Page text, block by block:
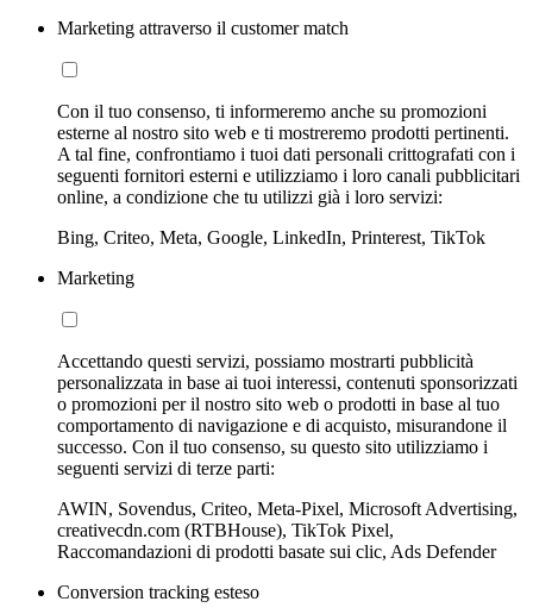
Marketing attraverso il customer match
Con il tuo consenso, ti informeremo anche su promozioni
esterne al nostro sito web e ti mostreremo prodotti pertinenti.
A tal fine, confrontiamo i tuoi dati personali crittografati con i
seguenti fornitori esterni e utilizziamo i loro canali pubblicitari
online, a condizione che tu utilizzi già i loro servizi:
Bing, Criteo, Meta, Google, LinkedIn, Printerest, TikTok
Marketing
Accettando questi servizi, possiamo mostrarti pubblicità
personalizzata in base ai tuoi interessi, contenuti sponsorizzati
o promozioni per il nostro sito web o prodotti in base al tuo
comportamento di navigazione e di acquisto, misurandone il
successo. Con il tuo consenso, su questo sito utilizziamo i
seguenti servizi di terze parti:
AWIN, Sovendus, Criteo, Meta-Pixel, Microsoft Advertising,
creativecdn.com (RTBHouse), TikTok Pixel,
Raccomandazioni di prodotti basate sui clic, Ads Defender
Conversion tracking esteso